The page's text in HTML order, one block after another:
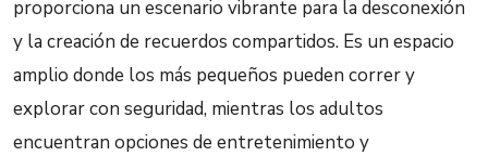
proporciona un escenario vibrante para la desconexión
y la creación de recuerdos compartidos. Es un espacio
amplio donde los más pequeños pueden correr y
explorar con seguridad, mientras los adultos
encuentran opciones de entretenimiento y